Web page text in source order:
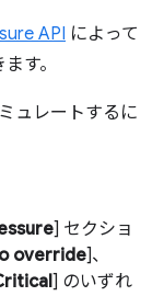
API によって
す。
ュレートするに
] セクショ
override]、
] のいずれ